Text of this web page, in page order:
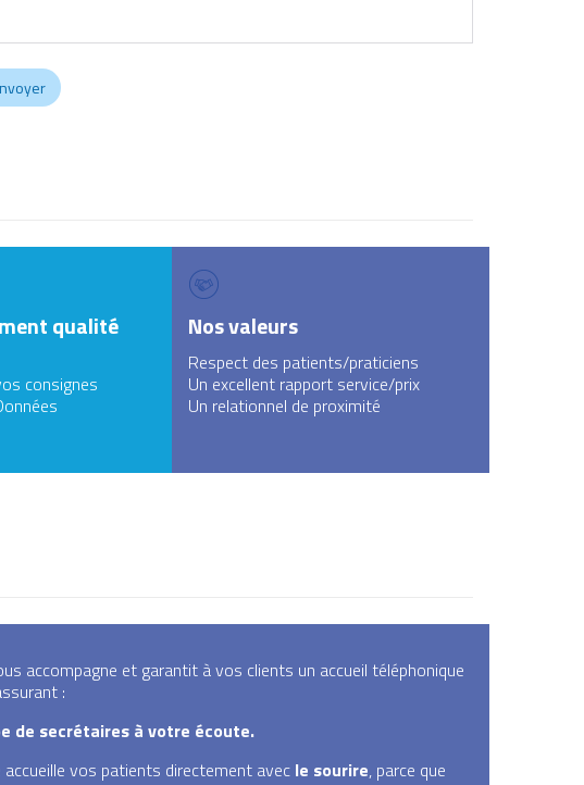
qualité
consignes
Nos valeurs
Respect des patients/praticiens
Un excellent rapport service/prix
Un relationnel de proximité
accompagne et garantit à vos clients un accueil téléphonique
:
de secrétaires à votre écoute.
vos patients directement avec le sourire, parce que